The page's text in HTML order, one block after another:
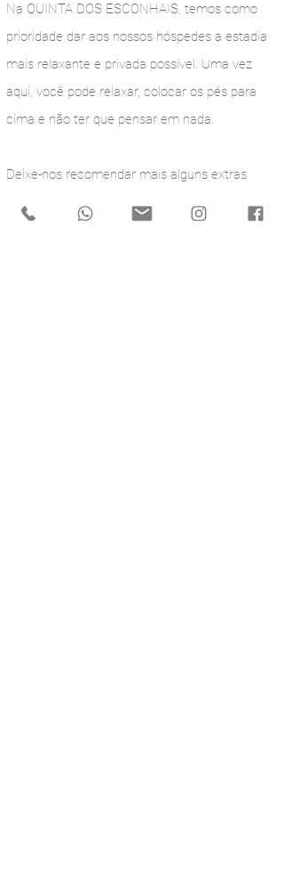
Na QUINTA DOS ESCONHAIS, temos como
prioridade dar aos nossos hóspedes a estadia
mais relaxante e privada possível. Uma vez
aqui, você pode relaxar, colocar os pés para
cima e não ter que pensar em nada.
Deixe-nos recomendar mais alguns extras
para tornar a sua estadia ainda mais